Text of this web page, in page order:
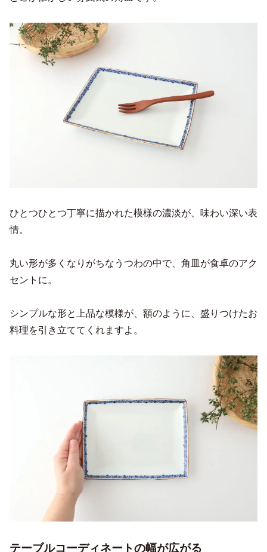
ひとつひとつ丁寧に描かれた模様の濃淡が、味わい深い表
情。
丸い形が多くなりがちなうつわの中で、角皿が食卓のアク
セントに。
シンプルな形と上品な模様が、額のように、盛りつけたお
料理を引き立ててくれますよ。
テーブルコーディネートの幅が広がる